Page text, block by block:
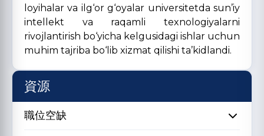
loyihalar va ilg‘or g‘oyalar universitetda sun’iy
intellekt va raqamli texnologiyalarni
rivojlantirish bo‘yicha kelgusidagi ishlar uchun
muhim tajriba bo‘lib xizmat qilishi ta’kidlandi.
資源
職位空缺